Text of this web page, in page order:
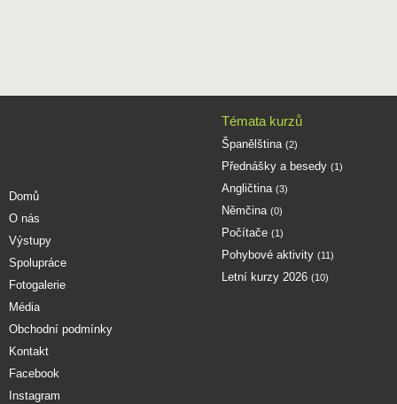
Domů
O nás
Výstupy
Spolupráce
Fotogalerie
Média
Obchodní podmínky
Kontakt
Facebook
Instagram
Témata kurzů
Španělština (2)
Přednášky a besedy (1)
Angličtina (3)
Němčina (0)
Počítače (1)
Pohybové aktivity (11)
Letní kurzy 2026 (10)